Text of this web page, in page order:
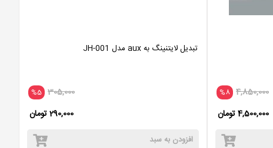
%8 4,850,000
4,500,000 تومان
تبدیل لایتنینگ به aux مدل JH-001
%5 305,000
290,000 تومان
افزودن به سبد